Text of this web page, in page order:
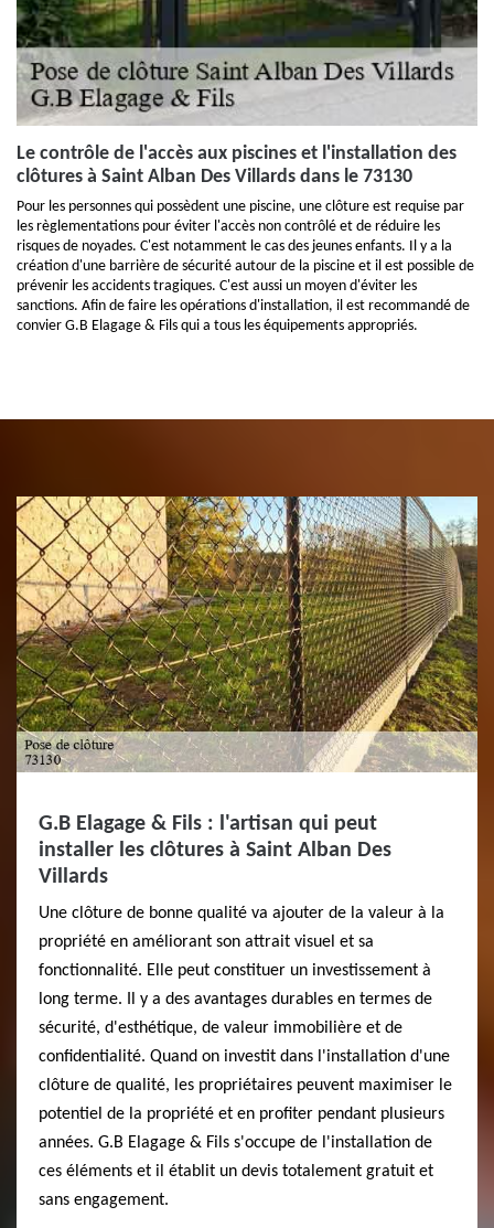
Le contrôle de l'accès aux piscines et l'installation des
clôtures à Saint Alban Des Villards dans le 73130
Pour les personnes qui possèdent une piscine, une clôture est requise par
les règlementations pour éviter l'accès non contrôlé et de réduire les
risques de noyades. C'est notamment le cas des jeunes enfants. Il y a la
création d'une barrière de sécurité autour de la piscine et il est possible de
prévenir les accidents tragiques. C'est aussi un moyen d'éviter les
sanctions. Afin de faire les opérations d'installation, il est recommandé de
convier G.B Elagage & Fils qui a tous les équipements appropriés.
G.B Elagage & Fils : l'artisan qui peut
installer les clôtures à Saint Alban Des
Villards
Une clôture de bonne qualité va ajouter de la valeur à la
propriété en améliorant son attrait visuel et sa
fonctionnalité. Elle peut constituer un investissement à
long terme. Il y a des avantages durables en termes de
sécurité, d'esthétique, de valeur immobilière et de
confidentialité. Quand on investit dans l'installation d'une
clôture de qualité, les propriétaires peuvent maximiser le
potentiel de la propriété et en profiter pendant plusieurs
années. G.B Elagage & Fils s'occupe de l'installation de
ces éléments et il établit un devis totalement gratuit et
sans engagement.